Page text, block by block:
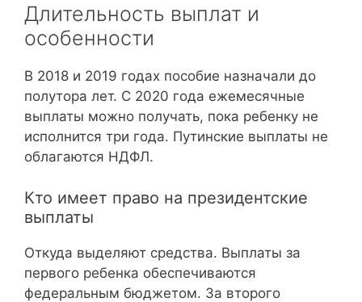
Длительность выплат и
особенности
В 2018 и 2019 годах пособие назначали до
полутора лет. С 2020 года ежемесячные
выплаты можно получать, пока ребенку не
исполнится три года. Путинские выплаты не
облагаются НДФЛ.
Кто имеет право на президентские
выплаты
Откуда выделяют средства. Выплаты за
первого ребенка обеспечиваются
федеральным бюджетом. За второго